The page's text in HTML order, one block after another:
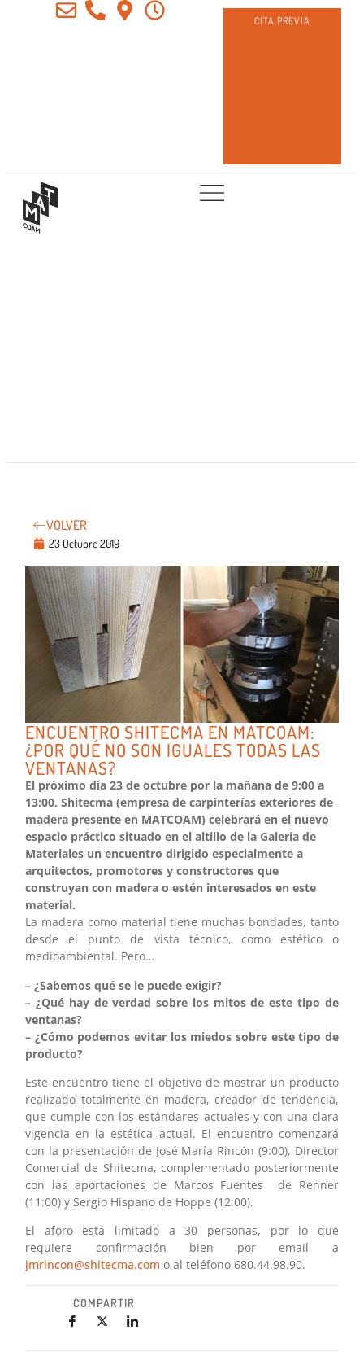
CITA PREVIA
VOLVER
23 Octubre 2019
ENCUENTRO SHITECMA EN MATCOAM:
¿POR QUÉ NO SON IGUALES TODAS LAS
VENTANAS?
El próximo día 23 de octubre por la mañana de 9:00 a
13:00, Shitecma (empresa de carpinterías exteriores de
madera presente en MATCOAM) celebrará en el nuevo
espacio práctico situado en el altillo de la Galería de
Materiales un encuentro dirigido especialmente a
arquitectos, promotores y constructores que
construyan con madera o estén interesados en este
material.
La madera como material tiene muchas bondades, tanto
desde el punto de vista técnico, como estético o
medioambiental. Pero…
– ¿Sabemos qué se le puede exigir?
– ¿Qué hay de verdad sobre los mitos de este tipo de
ventanas?
– ¿Cómo podemos evitar los miedos sobre este tipo de
producto?
Este encuentro tiene el objetivo de mostrar un producto
realizado totalmente en madera, creador de tendencia,
que cumple con los estándares actuales y con una clara
vigencia en la estética actual. El encuentro comenzará
con la presentación de José María Rincón (9:00), Director
Comercial de Shitecma, complementado posteriormente
con las aportaciones de Marcos Fuentes de Renner
(11:00) y Sergio Hispano de Hoppe (12:00).
El aforo está limitado a 30 personas, por lo que
requiere confirmación bien por email a
jmrincon@shitecma.com o al teléfono 680.44.98.90.
COMPARTIR